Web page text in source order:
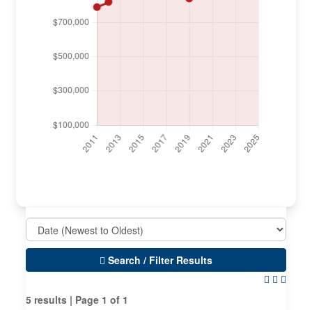
Search / Filter Results
5 results | Page 1 of 1